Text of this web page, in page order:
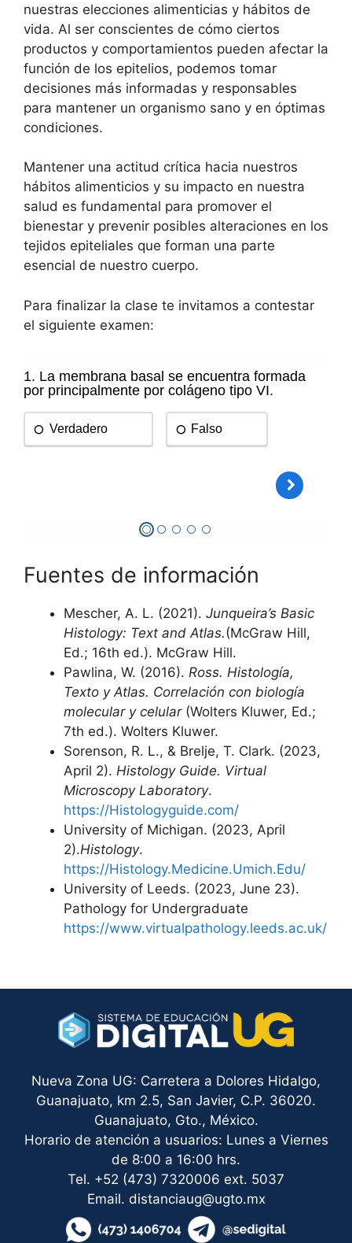
nuestras elecciones alimenticias y hábitos de
vida. Al ser conscientes de cómo ciertos
productos y comportamientos pueden afectar la
función de los epitelios, podemos tomar
decisiones más informadas y responsables
para mantener un organismo sano y en óptimas
condiciones.
Mantener una actitud crítica hacia nuestros
hábitos alimenticios y su impacto en nuestra
salud es fundamental para promover el
bienestar y prevenir posibles alteraciones en los
tejidos epiteliales que forman una parte
esencial de nuestro cuerpo.
Para finalizar la clase te invitamos a contestar
el siguiente examen:
Fuentes de información
Mescher, A. L. (2021). Junqueira’s Basic
Histology: Text and Atlas.(McGraw Hill,
Ed.; 16th ed.). McGraw Hill.
Pawlina, W. (2016). Ross. Histología,
Texto y Atlas. Correlación con biología
molecular y celular(Wolters Kluwer, Ed.;
7th ed.). Wolters Kluwer.
Sorenson, R. L., & Brelje, T. Clark. (2023,
April 2). Histology Guide. Virtual
Microscopy Laboratory.
https://Histologyguide.com/
University of Michigan. (2023, April
2).Histology.
https://Histology.Medicine.Umich.Edu/
University of Leeds. (2023, June 23).
Pathology for Undergraduate
https://www.virtualpathology.leeds.ac.uk/
Nueva Zona UG: Carretera a Dolores Hidalgo,
Guanajuato, km 2.5, San Javier, C.P. 36020.
Guanajuato, Gto., México.
Horario de atención a usuarios: Lunes a Viernes
de 8:00 a 16:00 hrs.
Tel. +52 (473) 7320006 ext. 5037
Email. distanciaug@ugto.mx